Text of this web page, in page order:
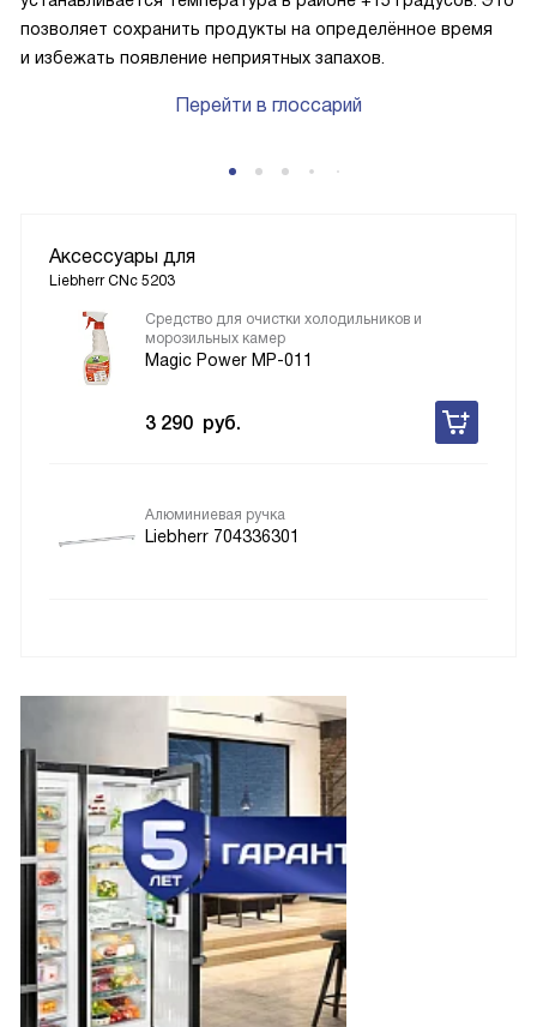
позволяет сохранить продукты на определённое время
и избежать появление неприятных запахов.
Перейти в глоссарий
Аксессуары для
Liebherr CNc 5203
Средство для очистки холодильников и
морозильных камер
Magic Power MP-011
3 290 руб.
Алюминиевая ручка
Liebherr 704336301